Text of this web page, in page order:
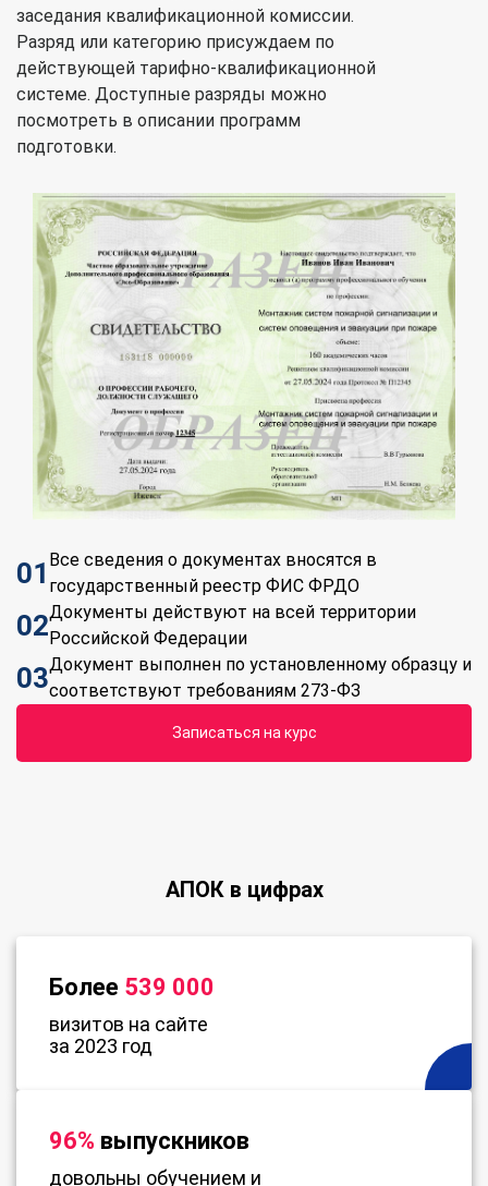
заседания квалификационной комиссии.
Разряд или категорию присуждаем по
действующей тарифно-квалификационной
системе. Доступные разряды можно
посмотреть в описании программ
подготовки.
01 Все сведения о документах вносятся в
государственный реестр ФИС ФРДО
02Документы действуют на всей территории
Российской Федерации
03Документ выполнен по установленному образцу и
соответствуют требованиям 273-ФЗ
Записаться на курс
АПОК в цифрах
Более 539 000
визитов на сайте
за 2023 год
96% выпускников
довольны обучением и